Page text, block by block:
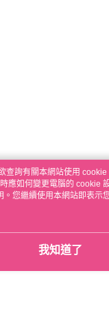
查詢有關本網站使用
應如何變更電腦的 cookie
。您繼續使用本網站即表示
cookie。
我知道了